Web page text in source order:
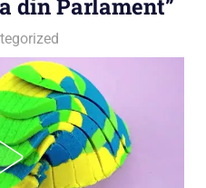
din Parlament”